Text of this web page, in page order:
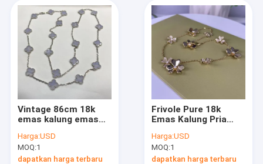
Vintage 86cm 18k
emas kalung emas
kalung kalsedon
Harga:USD
MOQ:1
dapatkan harga terbaru
Frivole Pure 18k
Emas Kalung Pria
Dengan Berlian
Harga:USD
MOQ:1
dapatkan harga terbaru